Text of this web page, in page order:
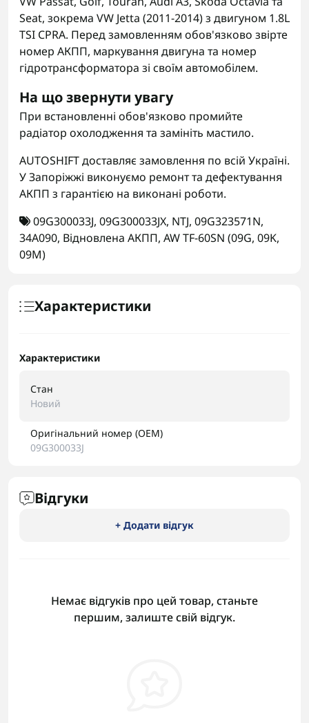
Seat, зокрема VW Jetta (2011-2014) з двигуном 1.8L
TSI CPRA. Перед замовленням обов'язково звірте
номер АКПП, маркування двигуна та номер
гідротрансформатора зі своїм автомобілем.
На що звернути увагу
При встановленні обов'язково промийте
радіатор охолодження та замініть мастило.
AUTOSHIFT доставляє замовлення по всій Україні.
У Запоріжжі виконуємо ремонт та дефектування
АКПП з гарантією на виконані роботи.
09G300033J, 09G300033JX, NTJ, 09G323571N,
34A090, Відновлена АКПП, AW TF-60SN (09G, 09K,
09M)
Характеристики
Характеристики
Стан
Новий
Оригінальний номер (OEM)
09G300033J
Відгуки
+ Додати відгук
Немає відгуків про цей товар, станьте
першим, залиште свій відгук.